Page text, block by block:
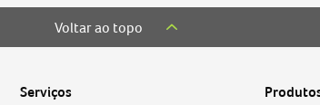
Voltar ao topo
Serviços